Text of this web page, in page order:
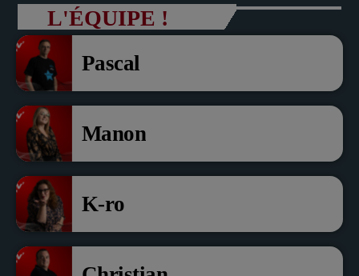
président com de com
L'ÉQUIPE !
Pascal
Manon
K-ro